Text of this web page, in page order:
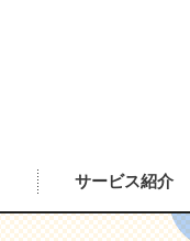
サービス紹介